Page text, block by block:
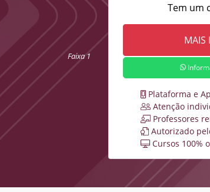
Faixa 1
Tem um
Plataforma e
Atenção
Professores
Autorizado
Cursos 100%